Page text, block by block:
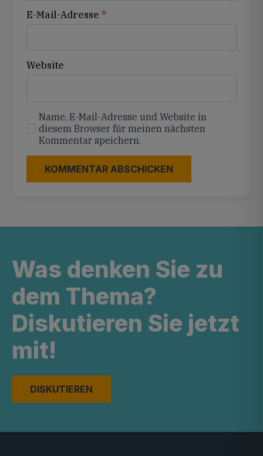
E-Mail-Adresse *
Website
Name, E-Mail-Adresse und Website in
diesem Browser für meinen nächsten
Kommentar speichern.
Was denken Sie zu
dem Thema?
Diskutieren Sie jetzt
mit!
DISKUTIEREN